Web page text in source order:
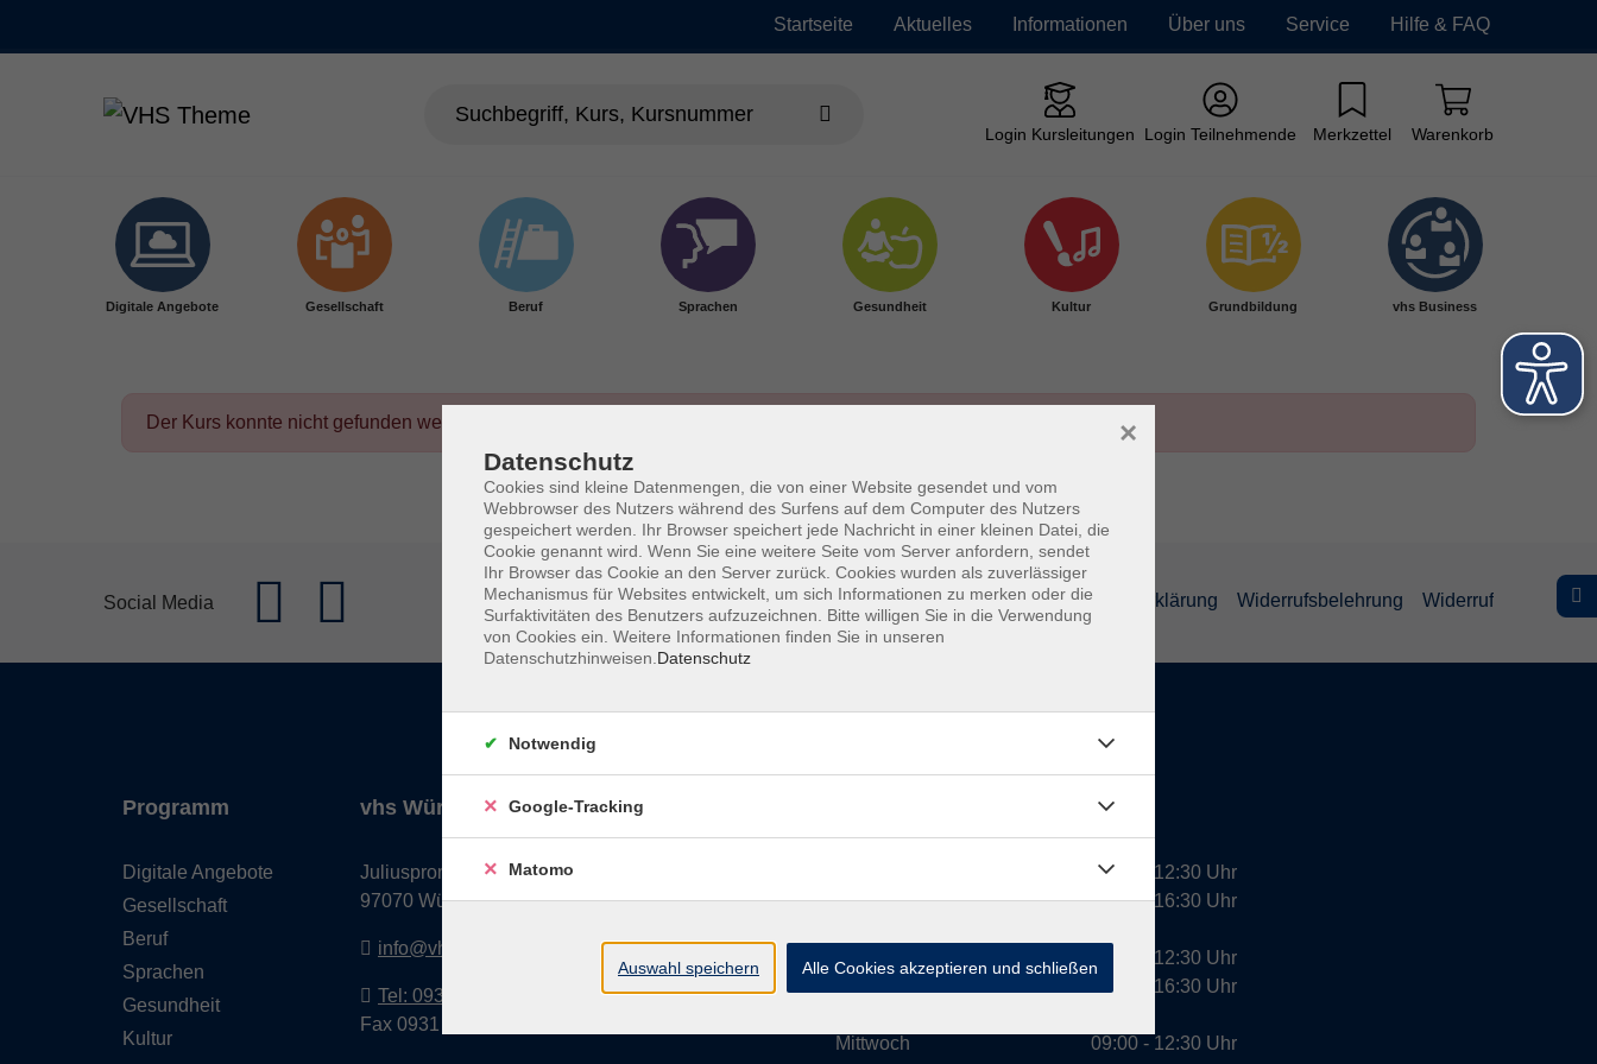
Startseite Aktuelles Informationen Über uns Service Hilfe & FAQ
Login Kursleitungen Login Teilnehmende Merkzettel Warenkorb
Digitale Angebote Gesellschaft Beruf Sprachen Gesundheit Kultur Grundbildung vhs Business
Der Kurs konnte nicht gefunden werden.
Social Media Impressum AGBs Datenschutzerklärung Barrierefreiheitserklärung Widerrufsbelehrung Widerruf
Programm
Digitale Angebote
Gesellschaft
Beruf
Sprachen
Gesundheit
Kultur
vhs Würzburg & Umgebung e. V.
Juliuspromenade 68
97070 Würzburg
info@vhs-wuerzburg.de
Tel: 0931 35593 0
Fax 0931 35593-20
Dienstag
Mittwoch
09:00 - 12:30 Uhr
13:00 - 16:30 Uhr
10:00 - 12:30 Uhr
13:00 - 16:30 Uhr
09:00 - 12:30 Uhr
Datenschutz
Cookies sind kleine Datenmengen, die von einer Website gesendet und vom
Webbrowser des Nutzers während des Surfens auf dem Computer des Nutzers
gespeichert werden. Ihr Browser speichert jede Nachricht in einer kleinen Datei, die
Cookie genannt wird. Wenn Sie eine weitere Seite vom Server anfordern, sendet
Ihr Browser das Cookie an den Server zurück. Cookies wurden als zuverlässiger
Mechanismus für Websites entwickelt, um sich Informationen zu merken oder die
Surfaktivitäten des Benutzers aufzuzeichnen. Bitte willigen Sie in die Verwendung
von Cookies ein. Weitere Informationen finden Sie in unseren
Datenschutzhinweisen. Datenschutz
×
Notwendig
Google-Tracking
Matomo
Auswahl speichern Alle Cookies akzeptieren und schließen